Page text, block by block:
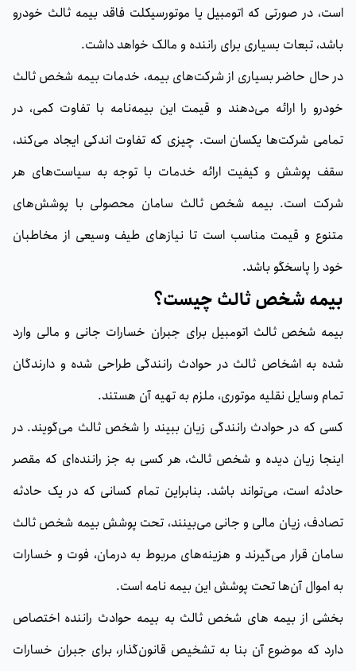
است، در صورتی که اتومبیل یا موتورسیکلت فاقد بیمه ثالث خودرو
باشد،‌ تبعات بسیاری برای راننده و مالک خواهد داشت.
در حال حاضر بسیاری از شرکت‌های بیمه، خدمات بیمه شخص ثالث
خودرو را ارائه می‌دهند و قیمت این بیمه‌نامه با تفاوت کمی، در
تمامی شرکت‌ها یکسان است. چیزی که تفاوت اندکی ایجاد می‌کند،
سقف پوشش و کیفیت ارائه خدمات با توجه به سیاست‌های هر
شرکت است. بیمه شخص ثالث سامان محصولی با پوشش‌های
متنوع و قیمت مناسب است تا نیازهای طیف وسیعی از مخاطبان
خود را پاسخگو باشد.
بیمه شخص ثالث چیست؟
بیمه شخص ثالث اتومبیل برای جبران خسارات جانی و مالی وارد
شد‌‌‌ه به اشخاص ثا‌لث در حوادث رانندگی طراحی شده و دارندگان
تمام وسایل نقلیه موتوری، ملزم به تهیه آن هستند.
کسی که در حوادث رانندگی زیان ببیند را شخص ثالث می‌گویند. در
اینجا زیان دیده و شخص ثالث، هر کسی به جز راننده‌ای که مقصر
حادثه است، می‌تواند باشد. بنابراین تمام کسانی که در یک حادثه
تصادف، زیان مالی و جانی می‌بینند، تحت پوشش بیمه شخص ثالث
سامان قرار می‌گیرند و هزینه‌های مربوط به درمان، فوت و خسارات
به اموال آن‌ها تحت پوشش این بیمه نامه است.
بخشی از بیمه های شخص ثالث به بیمه حوادث راننده اختصاص
دارد که موضوع آن بنا به تشخیص قانون‌گذار، برای جبران خسارات